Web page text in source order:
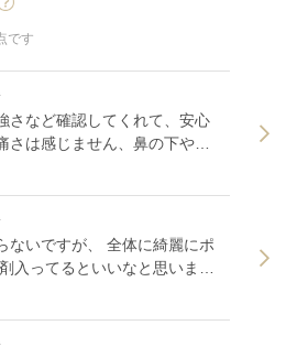
です
さなど確認してくれて、安心
さは感じません、鼻の下やこ
ゴムで弾かれような痛みが
、案内も分かりやすいで
ないですが、 全体に綺麗にポ
入ってるといいなと思いまし
ました。 表面麻酔をしてなん